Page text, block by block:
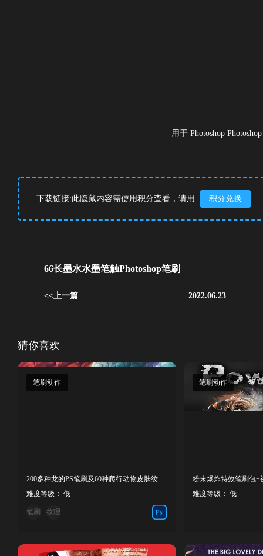
用于 Photoshop
下载链接:此隐藏内容需使用积分查看，请用 积分兑换
66长墨水水墨笔触Photoshop笔刷
2022.06.23
<<上一篇
猜你喜欢
笔刷动作
难度等级： 低
笔刷 纹理
笔刷动作
难度等级： 低